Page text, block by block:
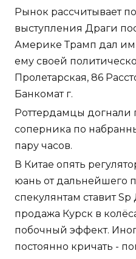
Рынок рассчитывает
выступления Драги
Америке Трамп дал им
ему своей
Пролетарская, 86
Банкомат г.
Роттердамцы
соперника по
пару часов.
В Китае опять
юань от дальнейшего
спекулянтам ставит
продажа Курск в
побочный эффект.
постоянно кричать -